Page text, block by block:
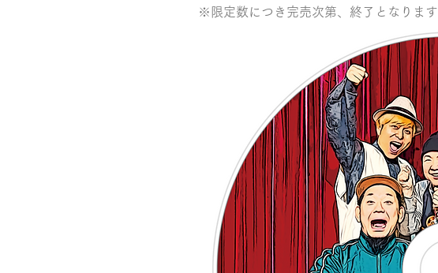
※限定数につき完売次第、終了となります